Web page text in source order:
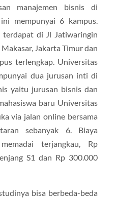
manajemen bisnis di
mempunyai 6 kampus.
terdapat di Jl Jatiwaringin
Jakarta Timur dan
terlengkap. Universitas
dua jurusan inti di
yaitu jurusan bisnis dan
baru Universitas
via jalan online bersama
sebanyak 6. Biaya
terjangkau, Rp
S1 dan Rp 300.000
bisa berbeda-beda